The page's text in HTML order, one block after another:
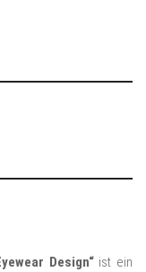
Design“ist ein